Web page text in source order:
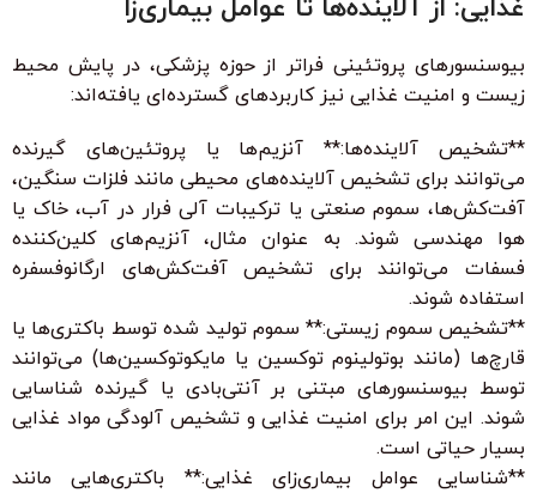
غذایی: از آلاینده‌ها تا عوامل بیماری‌زا
بیوسنسورهای پروتئینی فراتر از حوزه پزشکی، در پایش محیط
زیست و امنیت غذایی نیز کاربردهای گسترده‌ای یافته‌اند:
**تشخیص آلاینده‌ها:** آنزیم‌ها یا پروتئین‌های گیرنده
می‌توانند برای تشخیص آلاینده‌های محیطی مانند فلزات سنگین،
آفت‌کش‌ها، سموم صنعتی یا ترکیبات آلی فرار در آب، خاک یا
هوا مهندسی شوند. به عنوان مثال، آنزیم‌های کلین‌کننده
فسفات می‌توانند برای تشخیص آفت‌کش‌های ارگانوفسفره
استفاده شوند.
**تشخیص سموم زیستی:** سموم تولید شده توسط باکتری‌ها یا
قارچ‌ها (مانند بوتولینوم توکسین یا مایکوتوکسین‌ها) می‌توانند
توسط بیوسنسورهای مبتنی بر آنتی‌بادی یا گیرنده شناسایی
شوند. این امر برای امنیت غذایی و تشخیص آلودگی مواد غذایی
بسیار حیاتی است.
**شناسایی عوامل بیماری‌زای غذایی:** باکتری‌هایی مانند